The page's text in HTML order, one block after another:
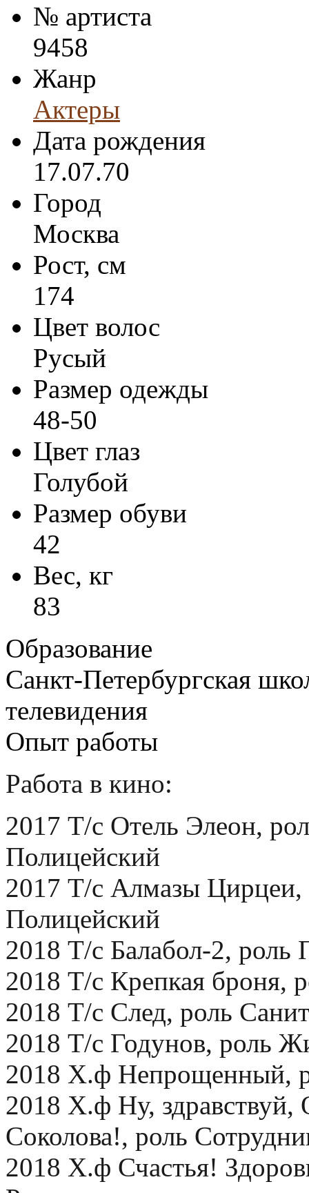
№ артиста
9458
Жанр
Актеры
Дата рождения
17.07.70
Город
Москва
Рост, см
174
Цвет волос
Русый
Размер одежды
48-50
Цвет глаз
Голубой
Размер обуви
42
Вес, кг
83
Образование
Санкт-Петербургская
телевидения
Опыт работы
Работа в кино:
2017 Т/с Отель Элеон,
Полицейский
2017 Т/с Алмазы Цирцеи,
Полицейский
2018 Т/с Балабол-2, роль
2018 Т/с Крепкая броня,
2018 Т/с След, роль
2018 Т/с Годунов, роль
2018 Х.ф Непрощенный,
2018 Х.ф Ну, здравствуй,
Соколова!, роль
2018 Х.ф Счастья!